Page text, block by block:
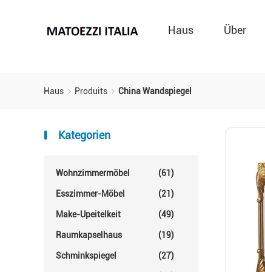
Haus Über
Haus Produits China Wandspiegel
Kategorien
Wohnzimmermöbel (61)
Esszimmer-Möbel (21)
Make-Upeitelkeit (49)
Raumkapselhaus (19)
Schminkspiegel (27)